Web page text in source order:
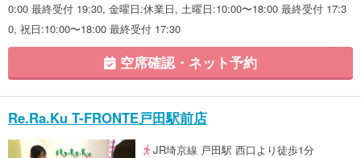
0:00 最終受付 19:30, 金曜日:休業日, 土曜日:10:00〜18:00 最終受付 17:3
0, 祝日:10:00〜18:00 最終受付 17:30
空席確認・ネット予約
Re.Ra.Ku T-FRONTE戸田駅前店
JR埼京線 戸田駅 西口より徒歩1分